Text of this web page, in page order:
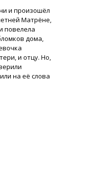
и произошёл
Матрёне,
повелела
дома,
и отцу. Но,
на её слова